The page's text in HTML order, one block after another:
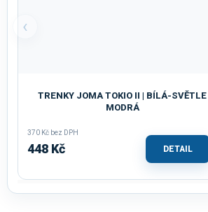
‹
TRENKY JOMA TOKIO II | BÍLÁ-SVĚTLE
MODRÁ
370 Kč bez DPH
448 Kč DETAIL